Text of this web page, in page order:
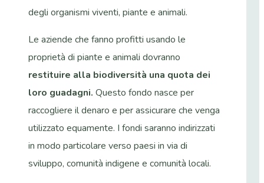
degli organismi viventi, piante e animali.
Le aziende che fanno profitti usando le
proprietà di piante e animali dovranno
restituire alla biodiversità una quota dei
loro guadagni. Questo fondo nasce per
raccogliere il denaro e per assicurare che venga
utilizzato equamente. I fondi saranno indirizzati
in modo particolare verso paesi in via di
sviluppo, comunità indigene e comunità locali.